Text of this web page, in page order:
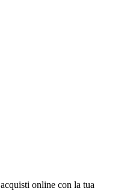
online con la tua